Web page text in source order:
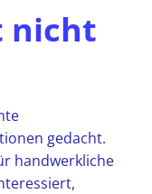
nicht
gedacht.
handwerkliche